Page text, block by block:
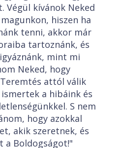
Végül kívánok Neked
hiszen ha
tenni, akkor már
tartoznánk, és
mint mi
Neked, hogy
attól válik
a hibáink és
S nem
hogy azokkal
akik szeretnek, és
a Boldogságot!"